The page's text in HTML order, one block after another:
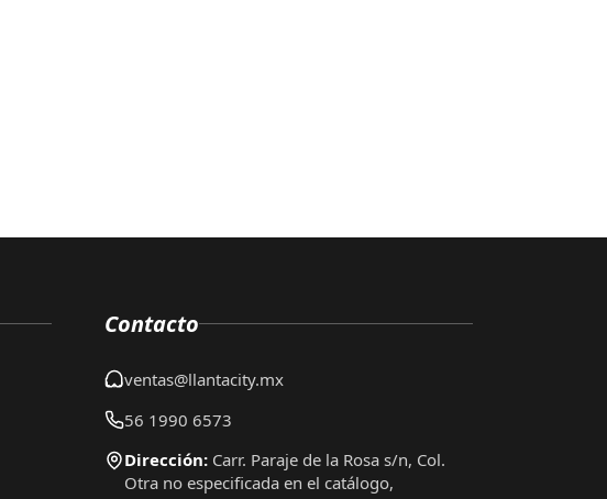
Contacto
ventas@llantacity.mx
56 1990 6573
Dirección: Carr. Paraje de la Rosa s/n, Col.
Otra no especificada en el catálogo,